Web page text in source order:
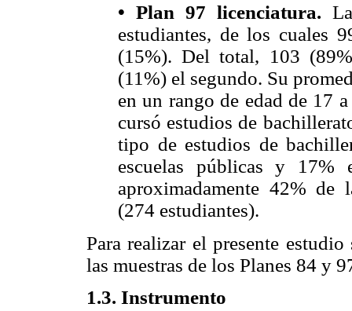
• Plan 97 licenciatura.
estudiantes, de los cuales
(15%). Del total, 103
(11%) el segundo. Su
en un rango de edad de 17
cursó estudios de
tipo de estudios de
escuelas públicas y 17%
aproximadamente 42%
(274 estudiantes).
Para realizar el presente
las muestras de los Planes 84 y
1.3. Instrumento